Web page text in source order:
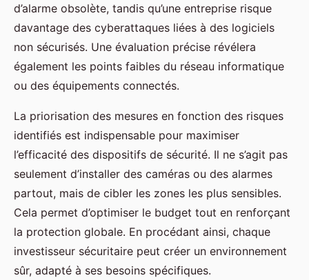
d’alarme obsolète, tandis qu’une entreprise risque
davantage des cyberattaques liées à des logiciels
non sécurisés. Une évaluation précise révélera
également les points faibles du réseau informatique
ou des équipements connectés.
La priorisation des mesures en fonction des risques
identifiés est indispensable pour maximiser
l’efficacité des dispositifs de sécurité. Il ne s’agit pas
seulement d’installer des caméras ou des alarmes
partout, mais de cibler les zones les plus sensibles.
Cela permet d’optimiser le budget tout en renforçant
la protection globale. En procédant ainsi, chaque
investisseur sécuritaire peut créer un environnement
sûr, adapté à ses besoins spécifiques.